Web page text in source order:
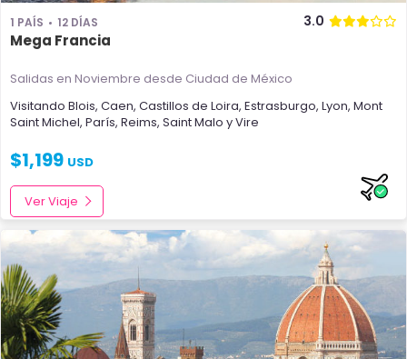
1 PAÍS 12 DÍAS 3.0
Mega Francia
Salidas en Noviembre desde Ciudad de México
Visitando Blois, Caen, Castillos de Loira, Estrasburgo, Lyon, Mont
Saint Michel, París, Reims, Saint Malo yVire
$1,199 USD
Ver Viaje